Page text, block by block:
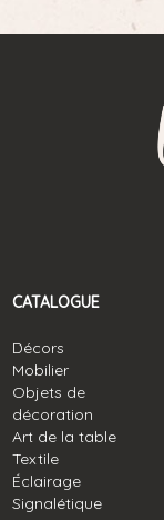
CATALOGUE
Décors
Mobilier
Objets de
décoration
Art de la table
Textile
Éclairage
Signalétique